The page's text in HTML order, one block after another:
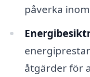
påverka
åtgärder för